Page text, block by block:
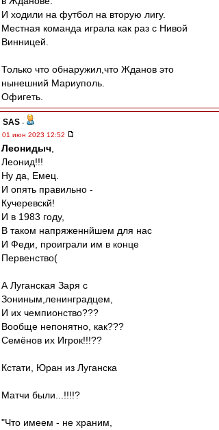
И ходили на футбол на вторую лигу.
Местная команда играла как раз с Нивой
Винницей.
Только что обнаружил,что Жданов это
нынешний Мариуполь.
Офигеть.
SAS -
01 июн 2023 12:52
Леонидыч
Леонид!!!
Ну да, Емец.
И опять правильно -
Кучеревскй!
И в 1983 году,
В таком напряженнйшем для нас
И Феди, проиграли им в конце
Первенство(
А Луганская Заря с
Зониным,ленинградцем,
И их чемпионство???
Вообще непонятно, как???
Семёнов их Игрок!!!??
Кстати, Юран из Луганска
Матчи были...!!!!?
"Что имеем - не храним,